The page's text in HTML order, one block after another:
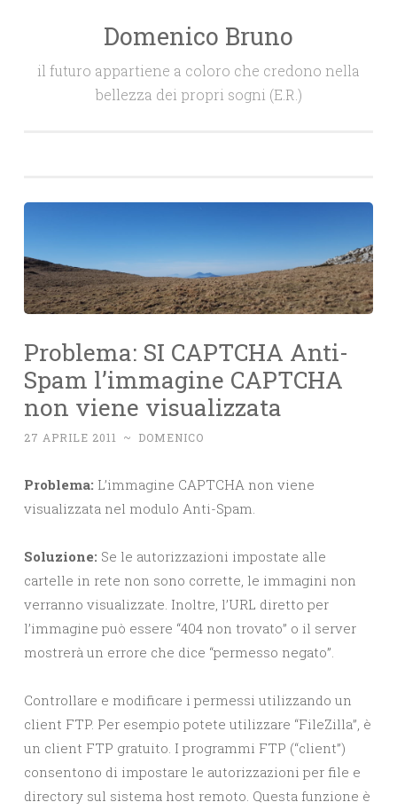
Domenico Bruno
il futuro appartiene a coloro che credono nella
bellezza dei propri sogni (E.R.)
Problema: SI CAPTCHA Anti-
Spam l’immagine CAPTCHA
non viene visualizzata
27 APRILE 2011 ~ DOMENICO
Problema: L’immagine CAPTCHA non viene
visualizzata nel modulo Anti-Spam.
Soluzione: Se le autorizzazioni impostate alle
cartelle in rete non sono corrette, le immagini non
verranno visualizzate. Inoltre, l’URL diretto per
l’immagine può essere “404 non trovato” o il server
mostrerà un errore che dice “permesso negato”.
Controllare e modificare i permessi utilizzando un
client FTP. Per esempio potete utilizzare “FileZilla”, è
un client FTP gratuito. I programmi FTP (“client”)
consentono di impostare le autorizzazioni per file e
directory sul sistema host remoto. Questa funzione è